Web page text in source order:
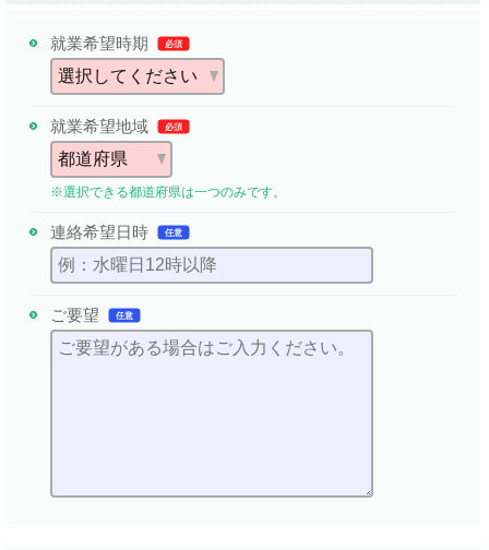
就業希望時期 必須
就業希望地域 必須
※選択できる都道府県は一つのみです。
連絡希望日時 任意
ご要望 任意